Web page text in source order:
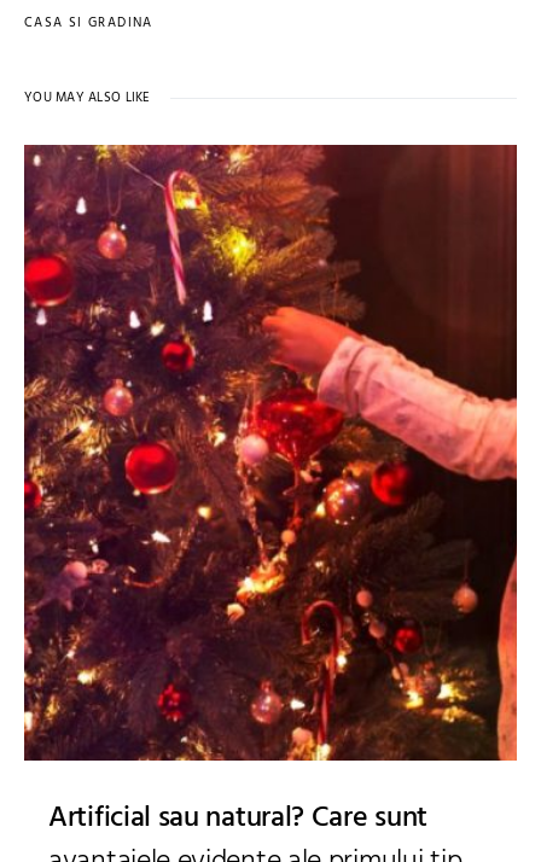
CASA SI GRADINA
YOU MAY ALSO LIKE
Artificial sau natural? Care sunt